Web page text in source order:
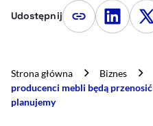
Udostępnij Kopiuj link artykułu
Strona główna Biznes
producenci mebli będą
planujemy